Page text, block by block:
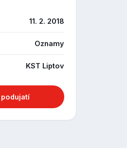
11. 2. 2018
Oznamy
KST Liptov
podujatí